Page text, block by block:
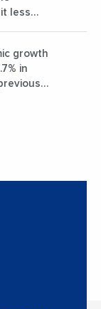
less
growth
in